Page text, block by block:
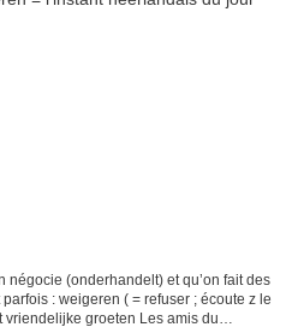
négocie (onderhandelt) et qu’on fait des
: weigeren ( = refuser ; écoute z le
vriendelijke groeten Les amis du